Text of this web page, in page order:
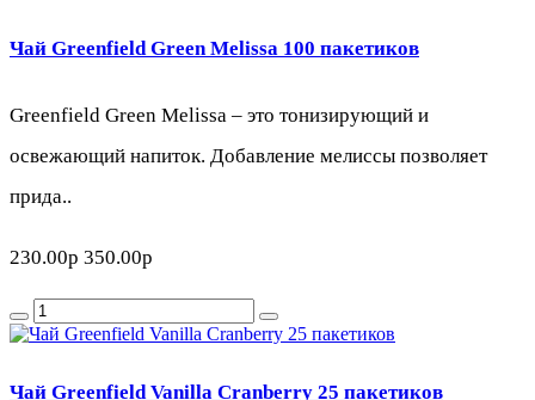
Чай Greenfield Green Melissa 100 пакетиков
Greenfield Green Melissa – это тонизирующий и
освежающий напиток. Добавление мелиссы позволяет
прида..
230.00р 350.00р
Чай Greenfield Vanilla Cranberry 25 пакетиков